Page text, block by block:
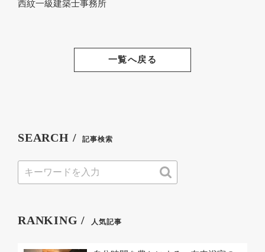
西紋一級建築士事務所
一覧へ戻る
SEARCH / 記事検索
RANKING / 人気記事